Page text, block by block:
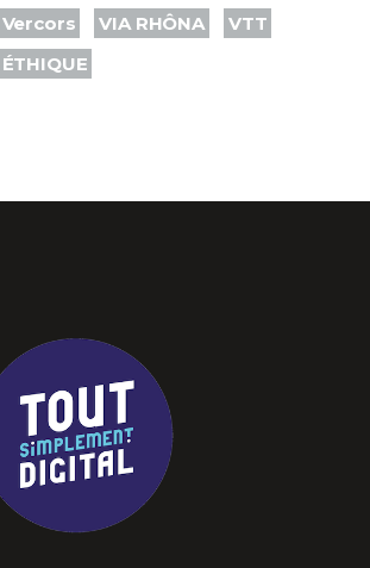
Vercors
VIA RHÔNA
VTT
ÉTHIQUE